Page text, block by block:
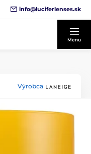
info@luciferlenses.sk
Menu
Výrobca